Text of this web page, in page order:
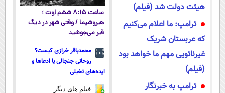
هیئت دولت شد (فیلم)
ترامپ: ما اعلام می‌کنیم
که عربستان شریک
غیرناتویی مهم ما خواهد بود
(فیلم)
ترامپ به خبرنگار
ساعت ۸:۱۵ ششم اوت ؛
هیروشیما / وقتی شهر در دیگ
قیر می‌جوشید
محمدباقر خرازی کیست؟
روحانی جنجالی با ادعاها و
ایده‌های تخیلی
فیلم های دیگر